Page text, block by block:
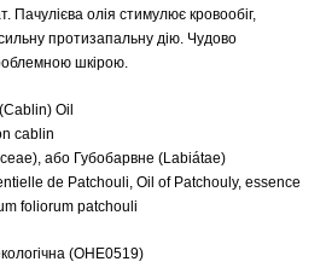
олія стимулює кровообіг,
протизапальну дію. Чудово
шкірою.
Oil
cablin
або Губобарвне (Labiátae)
de Patchouli, Oil of Patchouly, essence
foliorum patchouli
(OHE0519)